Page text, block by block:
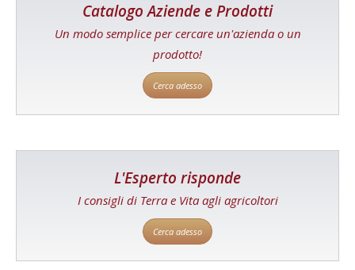
Catalogo Aziende e Prodotti
Un modo semplice per cercare un'azienda o un
prodotto!
Cerca adesso
L'Esperto risponde
I consigli di Terra e Vita agli agricoltori
Cerca adesso